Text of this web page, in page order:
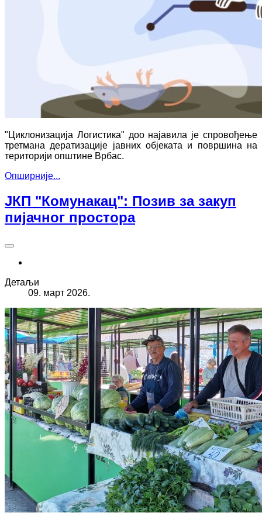
"Циклонизација Логистика" доо најавила је спровођење
третмана дератизације јавних објеката и површина на
територији општине Врбас.
Опширније...
ЈКП "Комунакац": Позив за закуп
пијачног простора
Детаљи
09. март 2026.